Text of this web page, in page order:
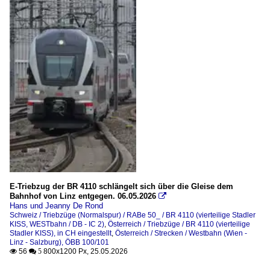
Lösch- und Rettungszüge
Bahnhöfe
Attnang-Puchheim
Lambach
Vöcklamarkt
Dieselloks
BR 2000, ex ÖBB 2048, ex DB 211 (V100.10)
BR 2020 (MaK G 1203 / MaK G 1205, ex GKB DH 1500.7)
Schmalspurbahnen
Atterseebahn, ex Attergaubahn (LB Vöcklamarkt–Attersee)
Strecken
E-Triebzug der BR 4110 schlängelt sich über die Gleise dem
Bahnhof von Linz entgegen. 06.05.2026 
Hans und Jeanny De Rond
Schweiz / Triebzüge (Normalspur) / RABe 50_ / BR 4110 (vierteilige Stadler
KISS, WESTbahn / DB - IC 2), Österreich / Triebzüge / BR 4110 (vierteilige
Stadler KISS), in CH eingestellt, Österreich / Strecken / Westbahn (Wien -
Linz - Salzburg), ÖBB 100/101
 56  5 800x1200 Px, 25.05.2026